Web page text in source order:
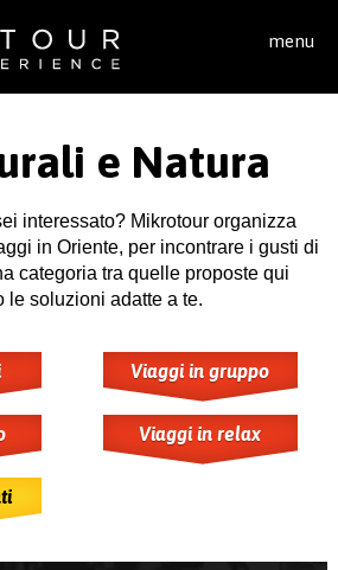
menu
e Natura
interessato? Mikrotour organizza
in Oriente, per incontrare i gusti di
categoria tra quelle proposte qui
le soluzioni adatte a te.
Viaggi in gruppo
Viaggi in relax